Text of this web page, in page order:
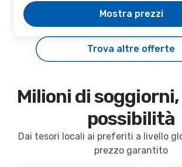
Mostra prezzi
Trova altre offerte
Milioni di
possibilità
Dai tesori locali ai preferiti a livello
prezzo garantito